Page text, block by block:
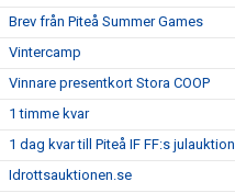
Brev från Piteå Summer Games
Vintercamp
Vinnare presentkort Stora COOP
1 timme kvar
1 dag kvar till Piteå IF FF:s julauktion
Idrottsauktionen.se